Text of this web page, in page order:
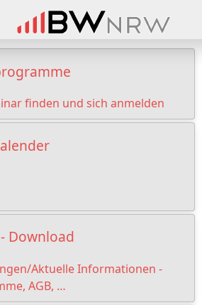
finden und sich anmelden
Download
Aktuelle Informationen -
AGB, …